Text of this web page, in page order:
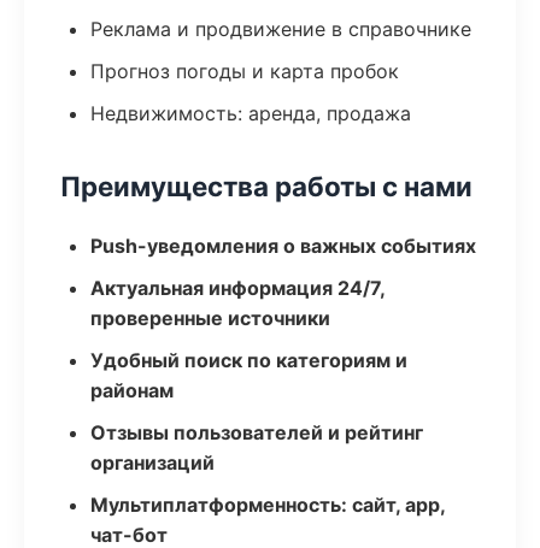
Реклама и продвижение в справочнике
Прогноз погоды и карта пробок
Недвижимость: аренда, продажа
Преимущества работы с нами
Push-уведомления о важных событиях
Актуальная информация 24/7,
проверенные источники
Удобный поиск по категориям и
районам
Отзывы пользователей и рейтинг
организаций
Мультиплатформенность: сайт, app,
чат-бот